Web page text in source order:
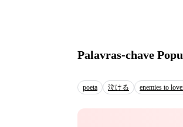
Palavras-chave
poeta 泣ける enemies to